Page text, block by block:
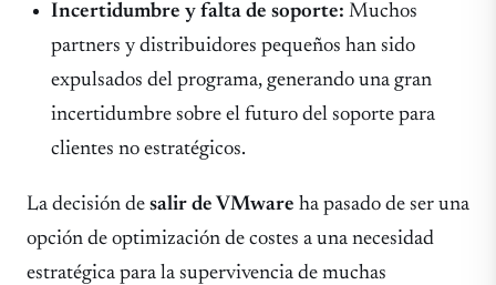
Incertidumbre y falta de soporte: Muchos
partners y distribuidores pequeños han sido
expulsados del programa, generando una gran
incertidumbre sobre el futuro del soporte para
clientes no estratégicos.
La decisión de salir de VMware ha pasado de ser una
opción de optimización de costes a una necesidad
estratégica para la supervivencia de muchas